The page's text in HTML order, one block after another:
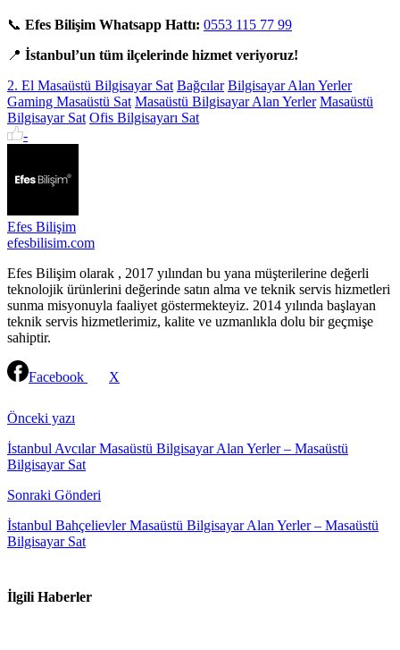
📞 Efes Bilişim Whatsapp Hattı: 0553 115 77 99
📍 İstanbul’un tüm ilçelerinde hizmet veriyoruz!
2. El Masaüstü Bilgisayar Sat Bağcılar Bilgisayar Alan Yerler
Gaming Masaüstü Sat Masaüstü Bilgisayar Alan Yerler Masaüstü
Bilgisayar Sat Ofis Bilgisayarı Sat
-
Efes Bilişim
efesbilisim.com
Efes Bilişim olarak , 2017 yılından bu yana müşterilerine değerli
teknolojik ürünlerini değerinde satın alma ve teknik servis hizmetleri
sunma misyonuyla faaliyet göstermekteyiz. 2014 yılında başlayan
teknik servis hizmetlerimiz, kalite ve uzmanlıkla dolu bir geçmişe
sahiptir.
Facebook X
Reading
Önceki yazı
İstanbul Avcılar Masaüstü Bilgisayar Alan Yerler – Masaüstü
Bilgisayar Sat
Sonraki Gönderi
İstanbul Bahçelievler Masaüstü Bilgisayar Alan Yerler – Masaüstü
Bilgisayar Sat
İlgili Haberler